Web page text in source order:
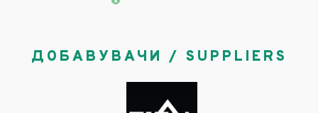
ДОБАВУВАЧИ / SUPPLIERS